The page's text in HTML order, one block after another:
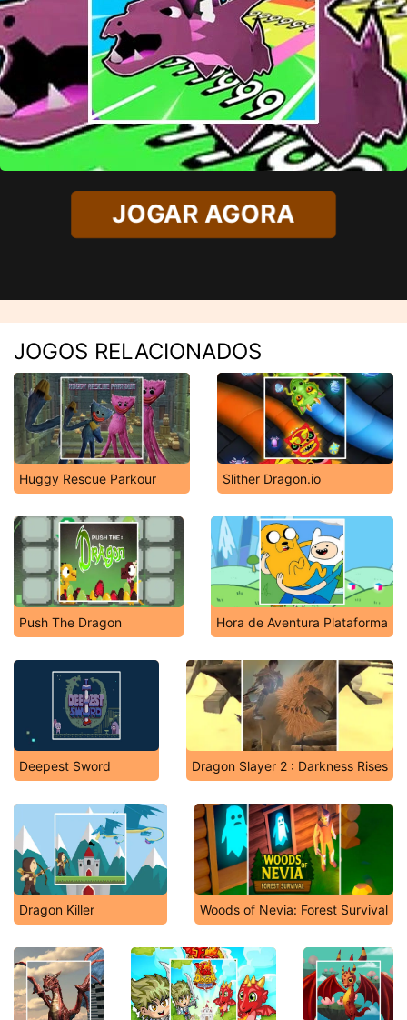
JOGAR AGORA
JOGOS RELACIONADOS
Huggy Rescue Parkour Slither Dragon.io
Push The Dragon Hora de Aventura Plataforma
Deepest Sword Dragon Slayer 2 : Darkness Rises
Dragon Killer Woods of Nevia: Forest Survival